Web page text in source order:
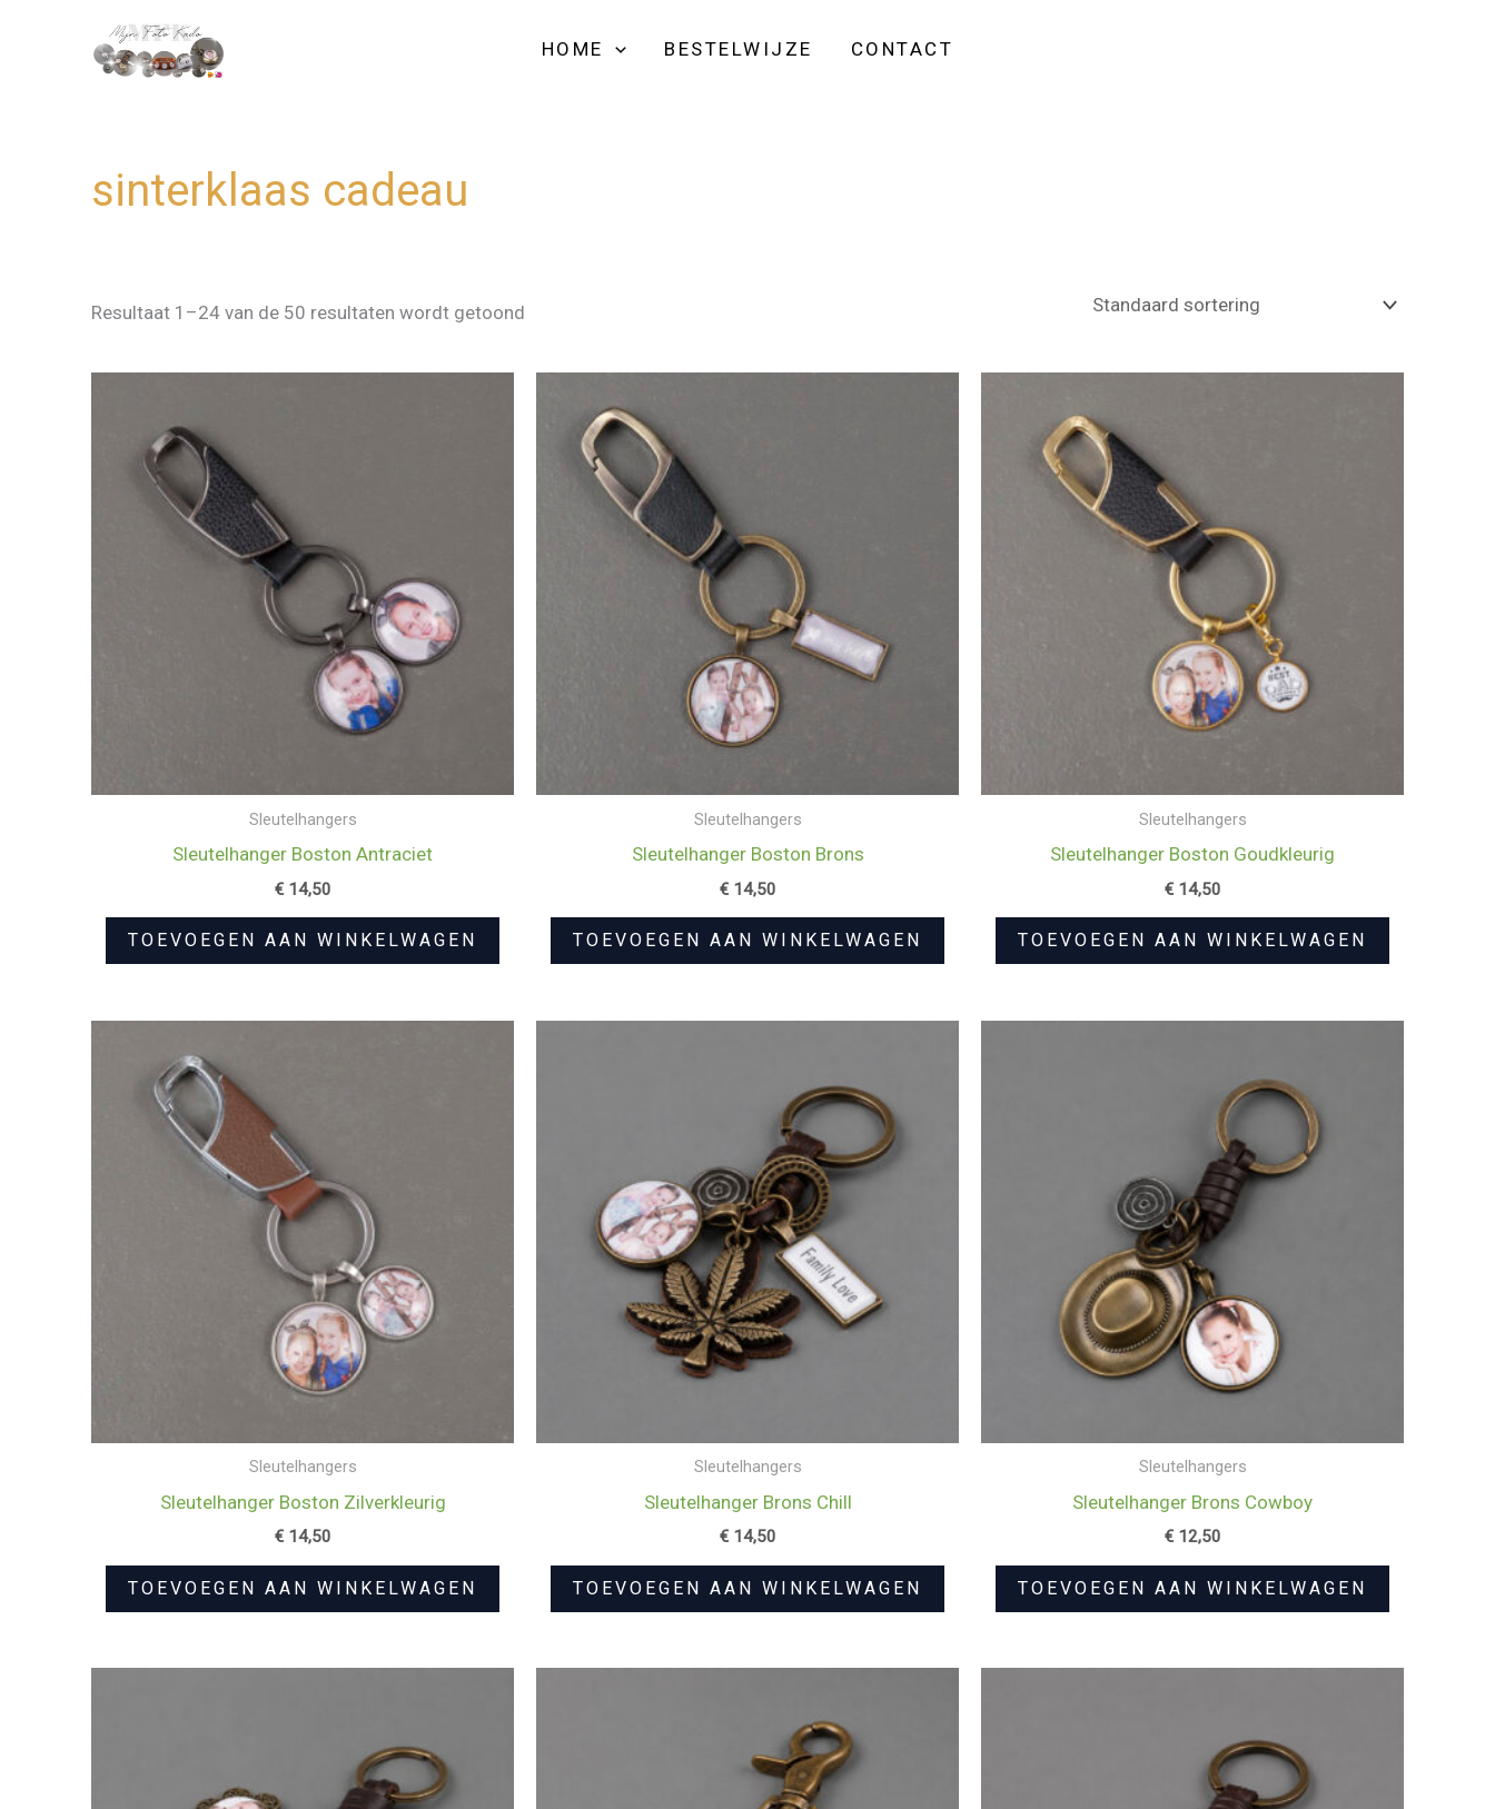
HOME BESTELWIJZE CONTACT
sinterklaas cadeau
Resultaat 1–24 van de 50 resultaten wordt getoond
Sleutelhangers
Sleutelhanger Boston Antraciet
€14,50
TOEVOEGEN AAN WINKELWAGEN
Sleutelhangers
Sleutelhanger Boston Brons
€14,50
TOEVOEGEN AAN WINKELWAGEN
Sleutelhangers
Sleutelhanger Boston Goudkleurig
€14,50
TOEVOEGEN AAN WINKELWAGEN
Sleutelhangers
Sleutelhanger Boston Zilverkleurig
€14,50
TOEVOEGEN AAN WINKELWAGEN
Sleutelhangers
Sleutelhanger Brons Chill
€14,50
TOEVOEGEN AAN WINKELWAGEN
Sleutelhangers
Sleutelhanger Brons Cowboy
€12,50
TOEVOEGEN AAN WINKELWAGEN